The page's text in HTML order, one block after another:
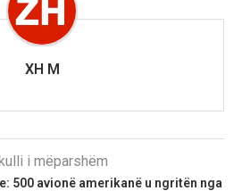
XH M
i mëparshëm
500 avionë amerikanë u ngritën nga